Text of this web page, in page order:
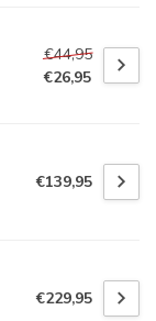
€44,95
€26,95
€139,95
€229,95